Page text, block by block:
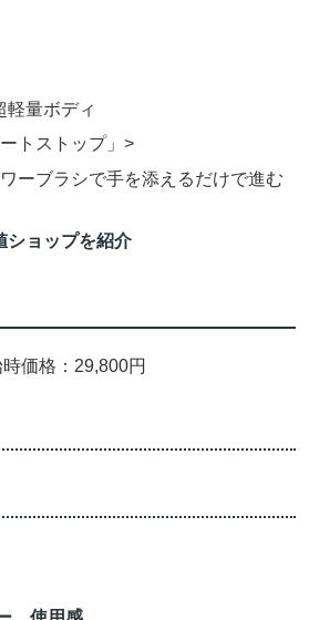
軽量ボディ
トストップ」>
ーブラシで手を添えるだけで進む
ショップを紹介
価格：29,800円